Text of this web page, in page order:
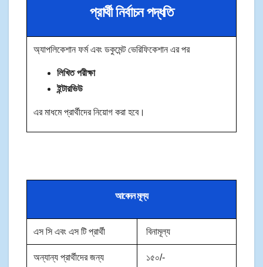
প্রার্থী নির্বাচন পদ্ধতি
অ্যাপলিকেশান ফর্ম এবং ডকুমেন্ট ভেরিফিকেশান এর পর
লিখিত পরীক্ষা
ইন্টারভিউ
এর মাধমে প্রার্থীদের নিয়োগ করা হবে।
আবেদন মূল্য
এস সি এবং এস টি প্রার্থী বিনামূল্য
অন্যান্য প্রার্থীদের জন্য ১৫০/-